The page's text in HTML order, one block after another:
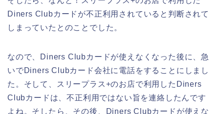
Diners Clubカードが不正利用されていると判断されて
しまっていたとのことでした。
なので、Diners Clubカードが使えなくなった後に、急
いでDiners Clubカード会社に電話をすることにしまし
た。そして、スリープラス+のお店で利用したDiners
Clubカードは、不正利用ではない旨を連絡したんです
よね。そしたら、その後、Diners Clubカードが使えな